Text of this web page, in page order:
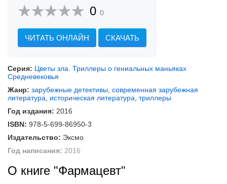
0 0
ЧИТАТЬ ОНЛАЙН СКАЧАТЬ
Серия: Цветы зла. Триллеры о гениальных маньяках
Средневековья
Жанр: зарубежные детективы, современная зарубежная
литература, историческая литература, триллеры
Год издания: 2016
ISBN: 978-5-699-86950-3
Издательство: Эксмо
Год написания: 2016
О книге "Фармацевт"